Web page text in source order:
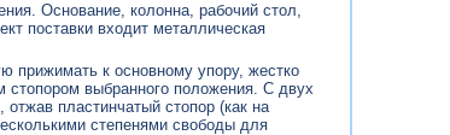
Основание, колонна, рабочий стол,
поставки входит металлическая
прижимать к основному упору, жестко
стопором выбранного положения. С двух
пластинчатый стопор (как на
степенями свободы для